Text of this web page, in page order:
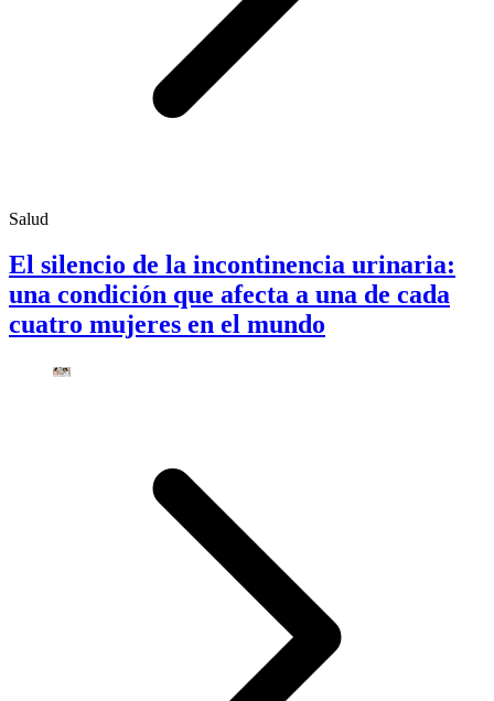
Salud
El silencio de la incontinencia urinaria:
una condición que afecta a una de cada
cuatro mujeres en el mundo